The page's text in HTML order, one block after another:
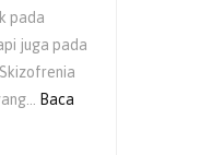
pada
juga pada
Baca